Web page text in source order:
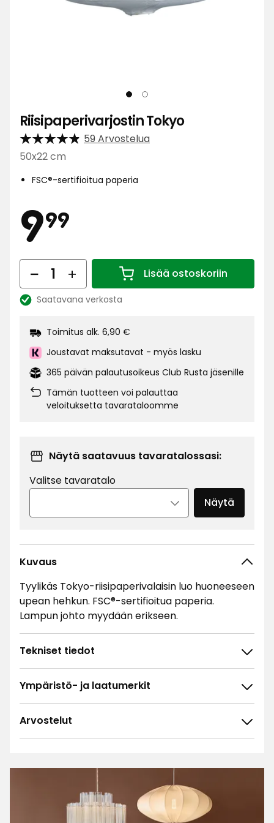
Riisipaperivarjostin Tokyo
59 Arvostelua
50x22 cm
FSC®-sertifioitua paperia
Hinta
999
€
Määrä Lisää ostoskoriin
Määrä 1
KatsoSaatavana verkosta
Toimitus alk. 6,90 €
Joustavat maksutavat - myös lasku
365 päivän palautusoikeus Club Rusta jäsenille
Tämän tuotteen voi palauttaa
veloituksetta tavarataloomme
Näytä saatavuus tavaratalossasi:
Valitse tavaratalo
Näytä
Kuvaus
Tyylikäs Tokyo-riisipaperivalaisin luo huoneeseen
upean hehkun. FSC®-sertifioitua paperia.
Lampun johto myydään erikseen.
Tekniset tiedot
Ympäristö- ja laatumerkit
Arvostelut
4.8
59 arvostelua
3 ☆